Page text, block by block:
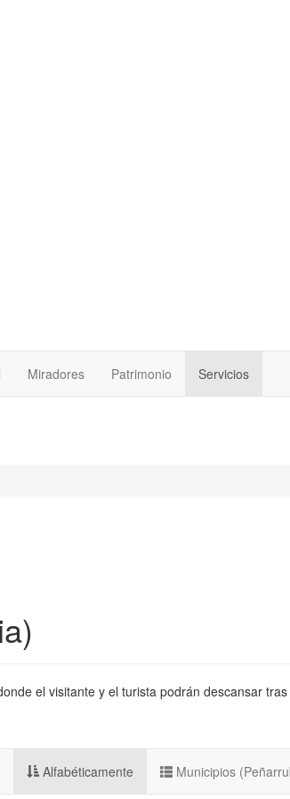
Miradores Patrimonio Servicios
el visitante y el turista podrán descansar
Alfabéticamente Municipios